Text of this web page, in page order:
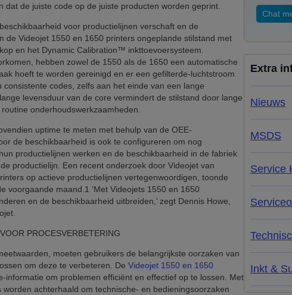
de juiste code op de juiste producten worden geprint.
voor productielijnen verschaft en de
de Videojet 1550 en 1650 printers ongeplande stilstand met
en het Dynamic Calibration™ inkttoevoersysteem.
hebben zowel de 1550 als de 1650 een automatische
hoeft te worden gereinigd en er een gefilterde-luchtstroom
codes, zelfs aan het einde van een lange
levensduur van de core vermindert de stilstand door lange
onderhoudswerkzaamheden.
uptime te meten met behulp van de OEE-
de beschikbaarheid is ook te configureren om nog
productielijnen werken en de beschikbaarheid in de fabriek
productielijn. Een recent onderzoek door Videojet van
op actieve productielijnen vertegenwoordigen, toonde
voorgaande maand.1 ‘Met Videojets 1550 en 1650
en de beschikbaarheid uitbreiden,’ zegt Dennis Howe,
PROCESVERBETERING
moeten gebruikers de belangrijkste oorzaken van
om deze te verbeteren. De Videojet 1550 en 1650
informatie om problemen efficiënt en effectief op te lossen. Met
achterhaald om technische- en bedieningsoorzaken
Chat
Extra
Nieuws
MSDS
Service
Inkt &